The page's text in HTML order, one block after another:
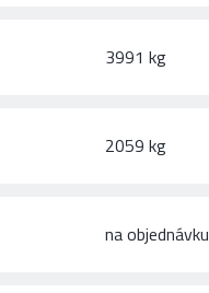
3991 kg
2059 kg
na objednávku